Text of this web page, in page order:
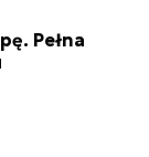
Pełna